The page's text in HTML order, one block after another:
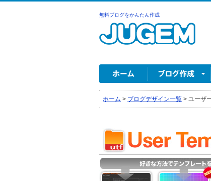
無料ブログをかんたん作成
ホーム > ブログデザイン一覧 > ユーザ